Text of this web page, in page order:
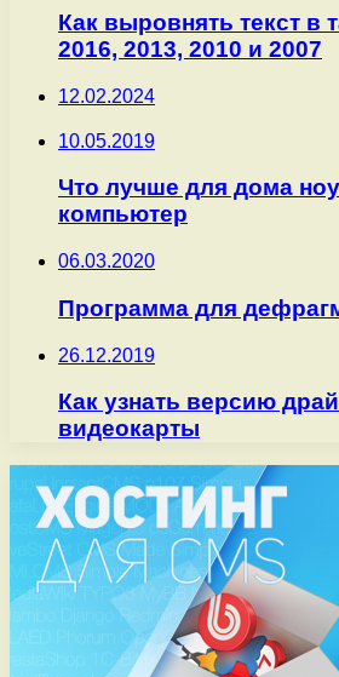
Как выровнять текст в
2016, 2013, 2010 и 2007
12.02.2024
10.05.2019
Что лучше для дома
компьютер
06.03.2020
Программа для
26.12.2019
Как узнать версию
видеокарты